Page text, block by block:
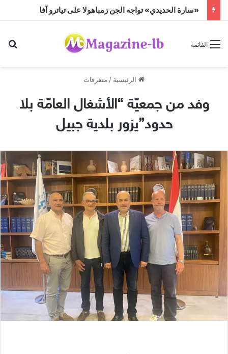
«سارة الحديدي» تواجه الجن زمباهولا على تياترو آفاق
القائمة
الرئيسية / متفرقات
وفد من جمعيّة “الأشغال العامّة بلا
حدود”يزور بلدية جبيل